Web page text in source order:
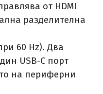
от HDMI
разделителна
60 Hz). Два
USB-C порт
на периферни